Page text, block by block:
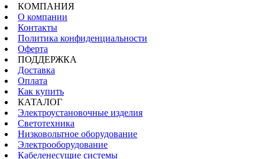
КОМПАНИЯ
О компании
Контакты
Политика конфиденциальности
Оферта
ПОДДЕРЖКА
Доставка
Оплата
Как купить
КАТАЛОГ
Электроустановочные изделия
Светотехника
Низковольтное оборудование
Электрооборудование
Кабеленесущие системы